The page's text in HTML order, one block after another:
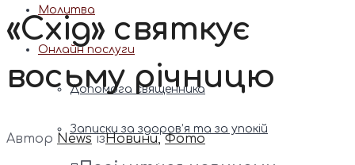
Молитва
Онлайн послуги
Допомога священника
Записки за здоров’я та за упокій
«Схід» святкує
восьму річницю
Автор News ізНовини,Фото